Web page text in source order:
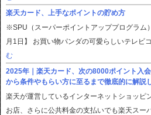
楽天カード、上手なポイントの貯め方
※SPU（スーパーポイントアッププログラム
月1日】 お買い物パンダの可愛らしいテレビ
む
2025年｜楽天カード、次の8000ポイント入
から条件やもらい方に至るまで徹底的に解説
楽天が運営しているインターネットショッピ
お店、さらに公共料金の支払いでも楽天スー